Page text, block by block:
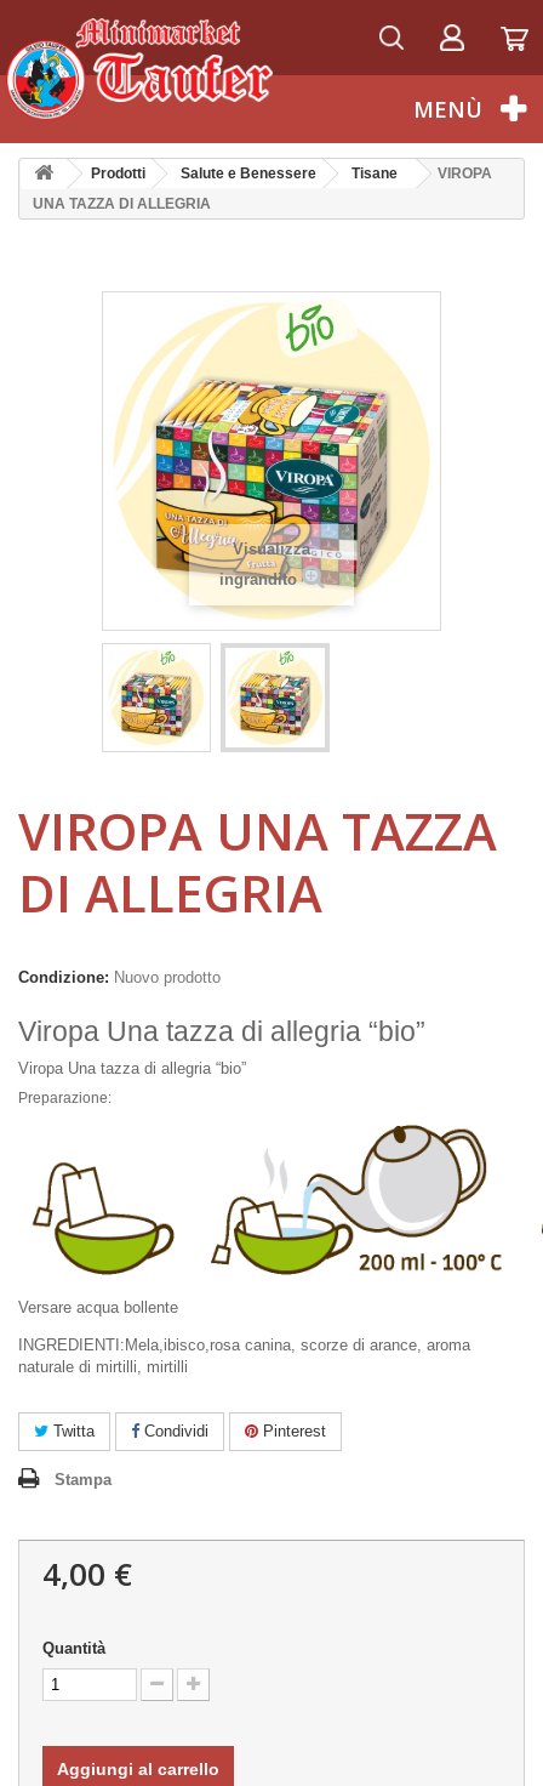
Italiano
MENÙ
Prodotti Salute e Benessere Tisane
VIROPA
UNA TAZZA DI ALLEGRIA
Visualizza
ingrandito
VIROPA UNA TAZZA
DI ALLEGRIA
Condizione: Nuovo prodotto
Viropa Una tazza di allegria “bio”
Viropa Una tazza di allegria “bio”
Preparazione:
Versare acqua bollente
INGREDIENTI:Mela,ibisco,rosa canina, scorze di arance, aroma
naturale di mirtilli, mirtilli
Twitta Condividi Pinterest
Stampa
4,00 €
Quantità
Aggiungi al carrello